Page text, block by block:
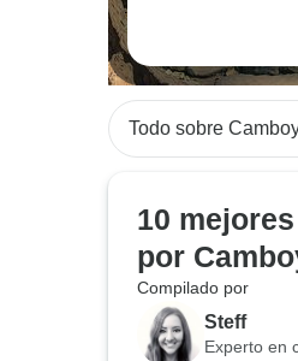
Todo sobre
10
por
Compilado por
Steff
Experto en